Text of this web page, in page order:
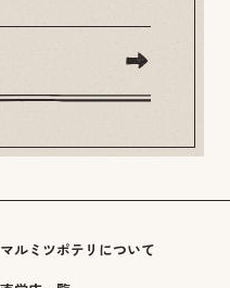
マルミツポテリについて